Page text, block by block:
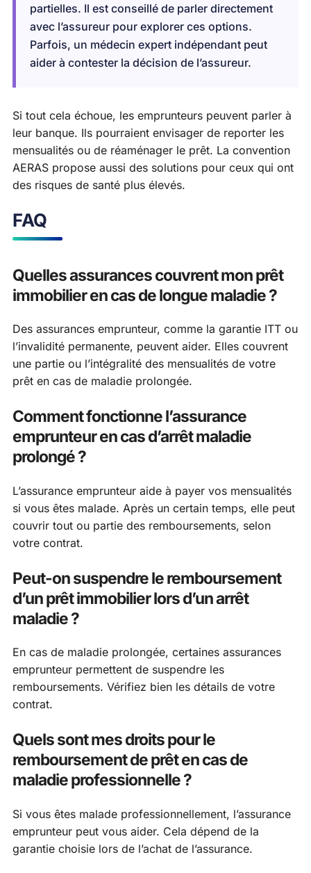
partielles. Il est conseillé de parler directement
avec l’assureur pour explorer ces options.
Parfois, un médecin expert indépendant peut
aider à contester la décision de l’assureur.
Si tout cela échoue, les emprunteurs peuvent parler à
leur banque. Ils pourraient envisager de reporter les
mensualités ou de réaménager le prêt. La convention
AERAS propose aussi des solutions pour ceux qui ont
des risques de santé plus élevés.
FAQ
Quelles assurances couvrent mon prêt
immobilier en cas de longue maladie ?
Des assurances emprunteur, comme la garantie ITT ou
l’invalidité permanente, peuvent aider. Elles couvrent
une partie ou l’intégralité des mensualités de votre
prêt en cas de maladie prolongée.
Comment fonctionne l’assurance
emprunteur en cas d’arrêt maladie
prolongé ?
L’assurance emprunteur aide à payer vos mensualités
si vous êtes malade. Après un certain temps, elle peut
couvrir tout ou partie des remboursements, selon
votre contrat.
Peut-on suspendre le remboursement
d’un prêt immobilier lors d’un arrêt
maladie ?
En cas de maladie prolongée, certaines assurances
emprunteur permettent de suspendre les
remboursements. Vérifiez bien les détails de votre
contrat.
Quels sont mes droits pour le
remboursement de prêt en cas de
maladie professionnelle ?
Si vous êtes malade professionnellement, l’assurance
emprunteur peut vous aider. Cela dépend de la
garantie choisie lors de l’achat de l’assurance.